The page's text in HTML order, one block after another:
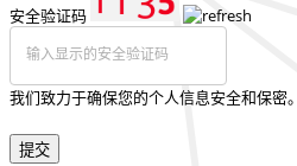
安全验证码
我们致力于确保您的个人信息安全和保密。
提交